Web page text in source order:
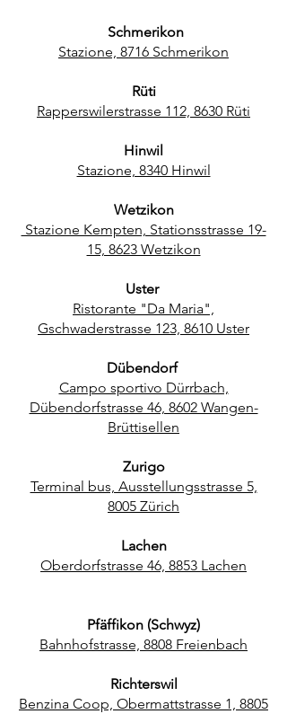
Schmerikon
Stazione, 8716 Schmerikon
Rüti
Rapperswilerstrasse 112, 8630 Rüti
Hinwil
Stazione, 8340 Hinwil
Wetzikon
Stazione Kempten, Stationsstrasse 19-
15, 8623 Wetzikon
Uster
Ristorante "Da Maria",
Gschwaderstrasse 123, 8610 Uster
Dübendorf
Campo sportivo Dürrbach,
Dübendorfstrasse 46, 8602 Wangen-
Brüttisellen
Zurigo
Terminal bus, Ausstellungsstrasse 5,
8005 Zürich
Lachen
Oberdorfstrasse 46, 8853 Lachen
Pfäffikon (Schwyz)
Bahnhofstrasse, 8808 Freienbach
Richterswil
Benzina Coop, Obermattstrasse 1, 8805